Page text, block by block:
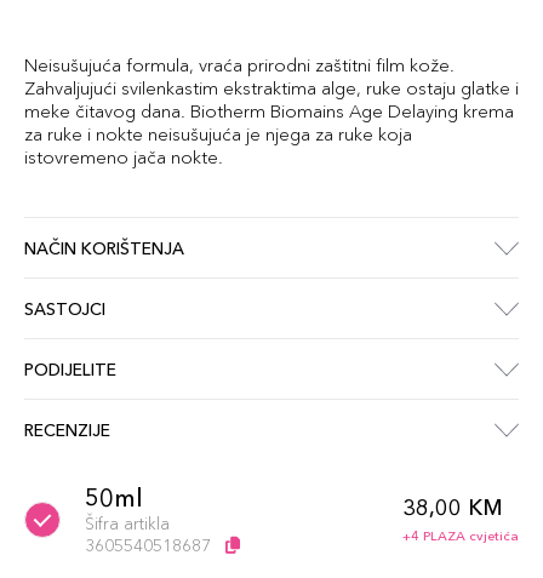
Neisušujuća formula, vraća prirodni zaštitni film kože.
Zahvaljujući svilenkastim ekstraktima alge, ruke ostaju glatke i
meke čitavog dana. Biotherm Biomains Age Delaying krema
za ruke i nokte neisušujuća je njega za ruke koja
istovremeno jača nokte.
NAČIN KORIŠTENJA
SASTOJCI
PODIJELITE
RECENZIJE
50ml
Šifra artikla
3605540518687
38,00 KM
+4 PLAZA cvjetića